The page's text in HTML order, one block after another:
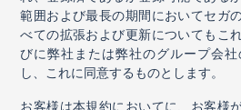
範囲および最長の期間においてセガ
べての拡張および更新についてもこ
びに弊社または弊社のグループ会
し、これに同意するものとします。
お客様は本規約においてに、お客様